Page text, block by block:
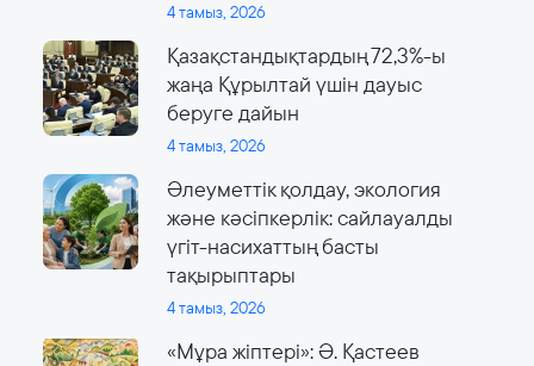
4 тамыз, 2026
Қазақстандықтардың 72,3%-ы
жаңа Құрылтай үшін дауыс
беруге дайын
4 тамыз, 2026
Әлеуметтік қолдау, экология
және кәсіпкерлік: сайлауалды
үгіт-насихаттың басты
тақырыптары
4 тамыз, 2026
«Мұра жіптері»: Ә. Қастеев